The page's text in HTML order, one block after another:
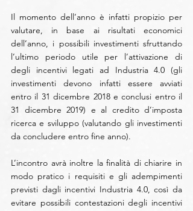
Il momento dell’anno è infatti propizio per
valutare, in base ai risultati economici
dell’anno, i possibili investimenti sfruttando
l’ultimo periodo utile per l’attivazione di
degli incentivi legati ad Industria 4.0 (gli
investimenti devono infatti essere avviati
entro il 31 dicembre 2018 e conclusi entro il
31 dicembre 2019) e al credito d’imposta
ricerca e sviluppo (valutando gli investimenti
da concludere entro fine anno).
L’incontro avrà inoltre la finalità di chiarire in
modo pratico i requisiti e gli adempimenti
previsti dagli incentivi Industria 4.0, così da
evitare possibili contestazioni degli incentivi